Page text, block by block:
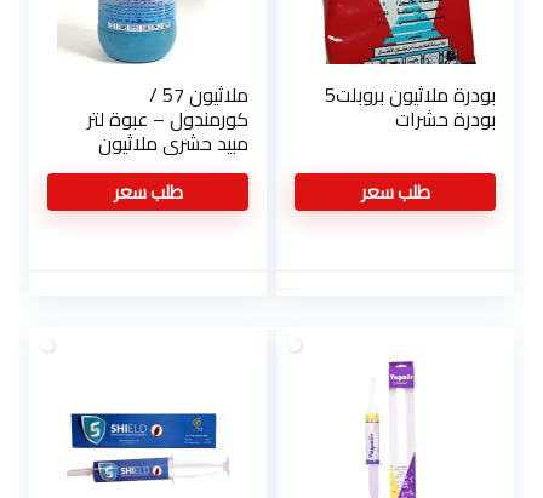
بودرة ملاثيون بروبلت5
بودرة حشرات
طلب سعر
ملاثيون 57 /
كورمندول – عبوة لتر
مبيد حشري ملاثيون
للقضاء على المن
والذبابه البيضاء والنمل
والصراصير
طلب سعر